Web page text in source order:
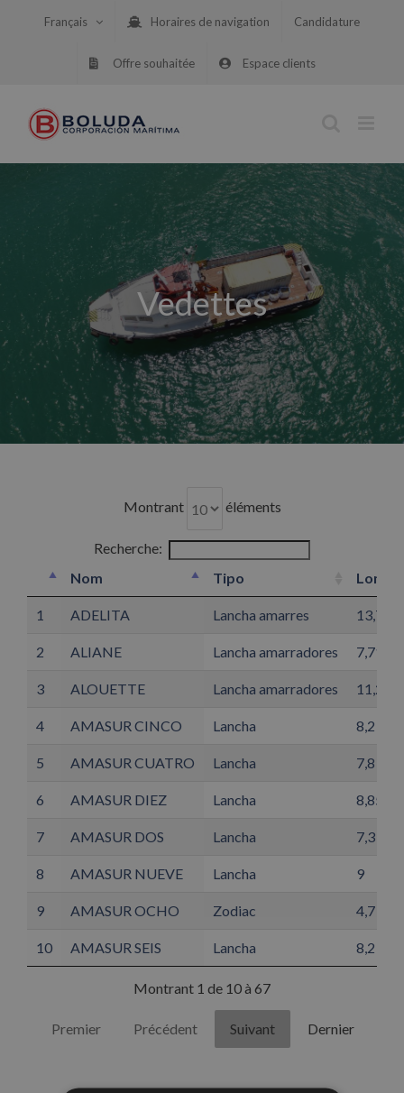
Français Horaires de navigation Candidature
Offre souhaitée Espace clients
Vedettes
Montrant éléments
Recherche:
Nom
Tipo
1 ADELITA Lancha amarres 13,71
2 ALIANE Lancha amarradores 7,71
3 ALOUETTE Lancha amarradores 11,2
4 AMASUR CINCO Lancha 8,2
5 AMASUR CUATRO Lancha 7,8
6 AMASUR DIEZ Lancha 8,85
7 AMASUR DOS Lancha 7,3
8 AMASUR NUEVE Lancha 9
9 AMASUR OCHO Zodiac 4,7
10 AMASUR SEIS Lancha 8,2
Montrant 1 de 10 à 67
Premier Précédent Suivant Dernier